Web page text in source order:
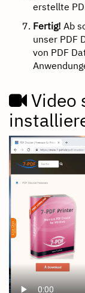
erstellte
Fertig! Ab
unser PDF
von PDF
Video